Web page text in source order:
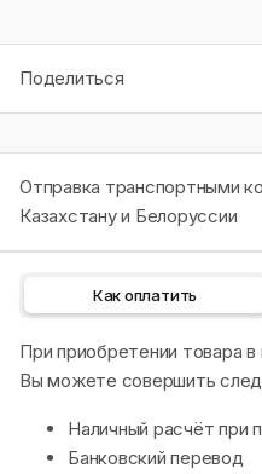
Поделиться
Отправка транспортными
Казахстану и Белоруссии
Как оплатить
При приобретении товара
Вы можете совершить
Наличный расчёт при
Банковский перевод